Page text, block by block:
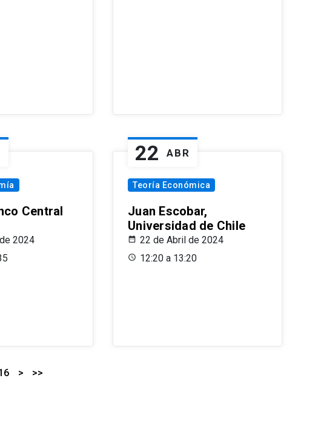
Central
2024
22 ABR
Teoría Económica
Juan Escobar,
Universidad de Chile
22 de Abril de 2024
12:20 a 13:20
> >>